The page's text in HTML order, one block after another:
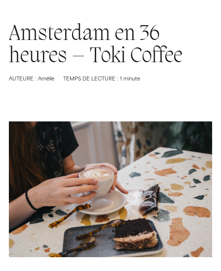
Amsterdam en 36
heures – Toki Coffee
AUTEURE : Amélie TEMPS DE LECTURE : 1 minute